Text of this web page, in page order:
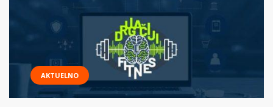
AKTUELNO